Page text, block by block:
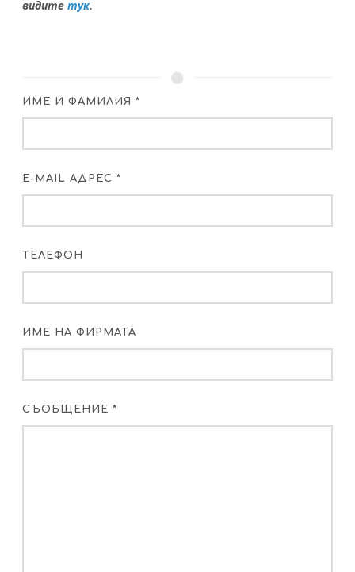
видитетук.
ИМЕ И ФАМИЛИЯ *
E-MAIL АДРЕС *
ТЕЛЕФОН
ИМЕ НА ФИРМАТА
СЪОБЩЕНИЕ *